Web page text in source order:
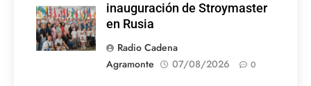
inauguración de Stroymaster
en Rusia
Radio Cadena
Agramonte
07/08/2026 0